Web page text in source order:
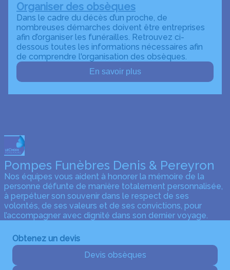
Organiser des obsèques
Dans le cadre du décès d’un proche, de
nombreuses démarches doivent être entreprises
afin d’organiser les funérailles. Retrouvez ci-
dessous toutes les informations nécessaires afin
de comprendre l'organisation des obsèques.
En savoir plus
Pompes Funèbres Denis & Pereyron
Nos équipes vous aident à honorer la mémoire de la
personne défunte de manière totalement personnalisée,
à perpétuer son souvenir dans le respect de ses
volontés, de ses valeurs et de ses convictions, pour
l’accompagner avec dignité dans son dernier voyage.
Obtenez un devis
Devis obsèques